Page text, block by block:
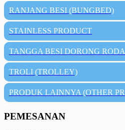
RANJANG BESI (BUNGBED)
STAINLESS PRODUCT
TANGGA BESI DORONG
TROLI (TROLLEY)
PRODUK LAINNYA (OTHER
PEMESANAN